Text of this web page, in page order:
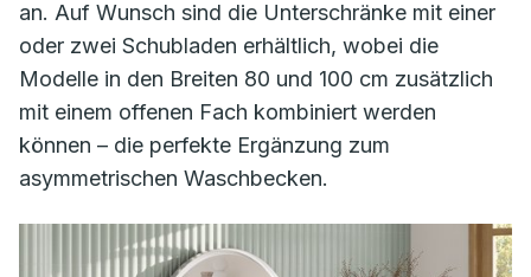
an. Auf Wunsch sind die Unterschränke mit einer
oder zwei Schubladen erhältlich, wobei die
Modelle in den Breiten 80 und 100 cm zusätzlich
mit einem offenen Fach kombiniert werden
können – die perfekte Ergänzung zum
asymmetrischen Waschbecken.